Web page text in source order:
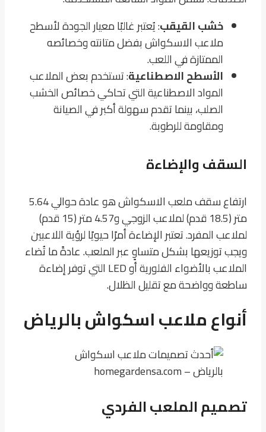
خشب القيقب: يُعتبر غالبًا معيار الجودة لأسطح
ملاعب الاسكواش بفضل متانته وخصائصه
الممتازة في اللعب.
الأسطح الاصطناعية: تستخدم بعض الملاعب
المواد الاصطناعية التي تحاكي خصائص الخشب
الصلب، بينما تقدم سهولة أكبر في الصيانة
ومقاومة للرطوبة.
السقف والإضاءة
ارتفاع سقف ملعب الاسكواش هو عادة حوالي 5.64
متر (18.5 قدم) لملاعب الزوجي و4.57 متر (15 قدم)
لملاعب المفرد. تعتبر الإضاءة أمرًا حيويًا لرؤية اللاعبين
ويجب توزيعها بشكل متساوٍ عبر الملعب. عادةً ما تُضاء
الملاعب بالأضواء الفلورية أو LED التي توفر إضاءة
ساطعة وواضحة مع تقليل الظلال.
أنواع ملاعب اسكواش بالرياض
تصميم الملعب الفردي